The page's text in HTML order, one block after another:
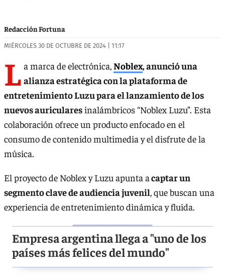
Redacción Fortuna
MIÉRCOLES 30 DE OCTUBRE DE 2024 | 11:17
L a marca de electrónica,Noblex, anunció una
alianza estratégica con la plataforma de
entretenimiento Luzu para el lanzamiento de los
nuevos auricularesinalámbricos “Noblex Luzu”. Esta
colaboración ofrece un producto enfocado en el
consumo de contenido multimedia y el disfrute de la
música.
El proyecto de Noblex y Luzu apunta acaptar un
segmento clave de audiencia juvenil, que buscan una
experiencia de entretenimiento dinámica y fluida.
Empresa argentina llega a "uno de los
países más felices del mundo"